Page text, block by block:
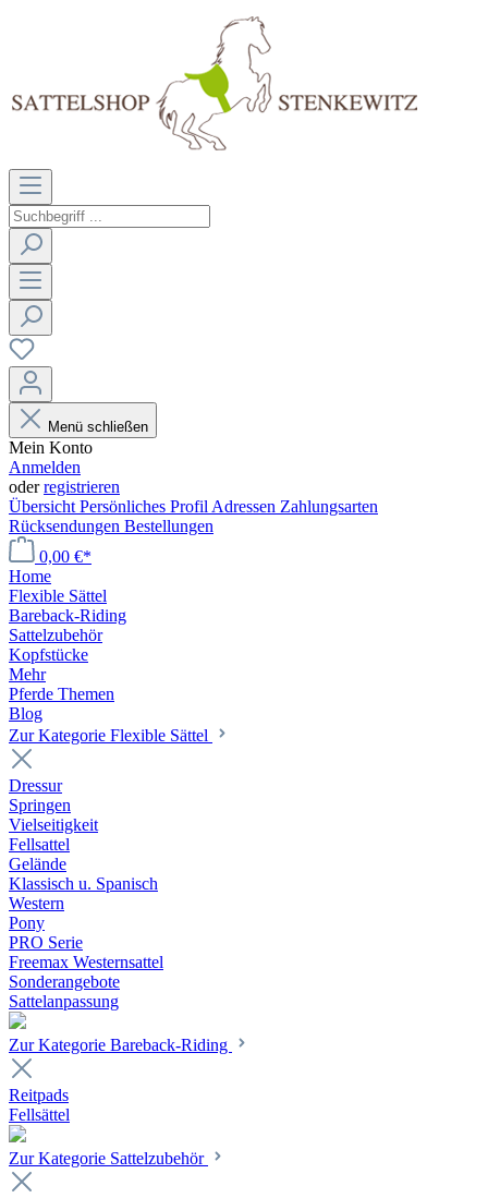
Menü schließen
Mein Konto
Anmelden
oderregistrieren
Übersicht Persönliches Profil Adressen Zahlungsarten
Rücksendungen Bestellungen
0,00 €*
Home
Flexible Sättel
Bareback-Riding
Sattelzubehör
Kopfstücke
Mehr
Pferde Themen
Blog
Zur Kategorie Flexible Sättel
Dressur
Springen
Vielseitigkeit
Fellsattel
Gelände
Klassisch u. Spanisch
Western
Pony
PRO Serie
Freemax Westernsattel
Sonderangebote
Sattelanpassung
Zur Kategorie Bareback-Riding
Reitpads
Fellsättel
Zur Kategorie Sattelzubehör